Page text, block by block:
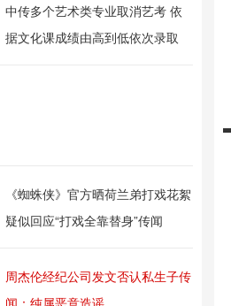
中传多个艺术类专业取消艺考 依
据文化课成绩由高到低依次录取
《蜘蛛侠》官方晒荷兰弟打戏花絮
疑似回应“打戏全靠替身”传闻
周杰伦经纪公司发文否认私生子传
闻：纯属恶意造谣